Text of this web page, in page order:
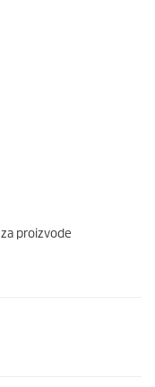
proizvode